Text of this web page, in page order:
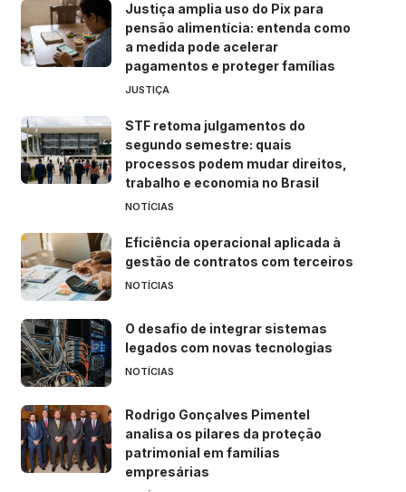
Justiça amplia uso do Pix para
pensão alimentícia: entenda como
a medida pode acelerar
pagamentos e proteger famílias
JUSTIÇA
STF retoma julgamentos do
segundo semestre: quais
processos podem mudar direitos,
trabalho e economia no Brasil
NOTÍCIAS
Eficiência operacional aplicada à
gestão de contratos com terceiros
NOTÍCIAS
O desafio de integrar sistemas
legados com novas tecnologias
NOTÍCIAS
Rodrigo Gonçalves Pimentel
analisa os pilares da proteção
patrimonial em famílias
empresárias